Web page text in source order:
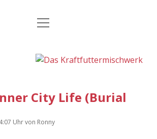
Kategorien
Doku
KFMW-Disco
Instagrams
Contact
Menü
City Life (Burial
Uhrvon Ronny